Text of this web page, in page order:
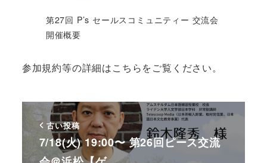
第27回 P’s セールスコミュニティー 交流会
開催概要
参加規約等の詳細はこちらをご覧ください。
古い投稿
7/18(火) 19:00〜 第26回ピース交流